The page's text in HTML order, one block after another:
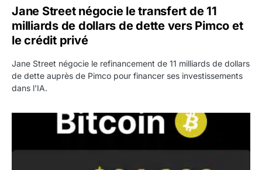
Jane Street négocie le transfert de 11
milliards de dollars de dette vers Pimco et
le crédit privé
Jane Street négocie le refinancement de 11 milliards de dollars
de dette auprès de Pimco pour financer ses investissements
dans l'IA.
Bitcoin stagne à 64 000 dollars pendant que les